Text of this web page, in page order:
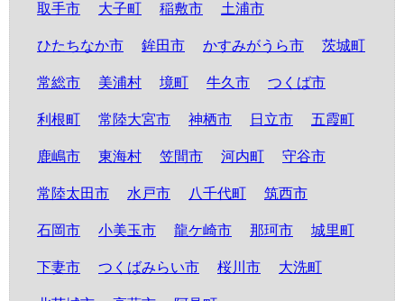
取手市 大子町 稲敷市 土浦市
ひたちなか市 鉾田市 かすみがうら市 茨城町
常総市 美浦村 境町 牛久市 つくば市
利根町 常陸大宮市 神栖市 日立市 五霞町
鹿嶋市 東海村 笠間市 河内町 守谷市
常陸太田市 水戸市 八千代町 筑西市
石岡市 小美玉市 龍ケ崎市 那珂市 城里町
下妻市 つくばみらい市 桜川市 大洗町